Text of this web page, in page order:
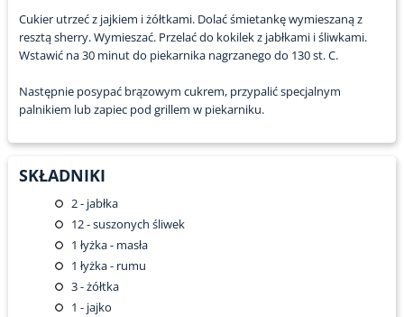
Cukier utrzeć z jajkiem i żółtkami. Dolać śmietankę wymieszaną z
resztą sherry. Wymieszać. Przelać do kokilek z jabłkami i śliwkami.
Wstawić na 30 minut do piekarnika nagrzanego do 130 st. C.
Następnie posypać brązowym cukrem, przypalić specjalnym
palnikiem lub zapiec pod grillem w piekarniku.
SKŁADNIKI
2- jabłka
12- suszonych śliwek
1 łyżka - masła
1 łyżka - rumu
3- żółtka
1 - jajko